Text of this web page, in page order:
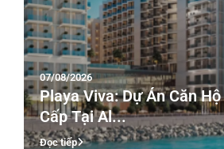
07/08/2026
Playa Viva: Dự Án Căn
Cấp Tại Al...
Đọc tiếp